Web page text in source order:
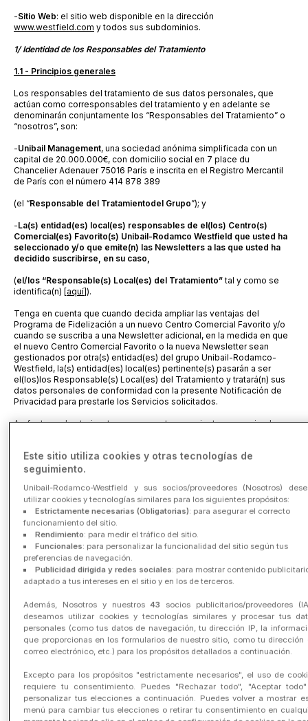
-Sitio Web: el sitio web disponible en la dirección
www.westfield.com y todos sus subdominios.
1/ Identidad de los Responsables del Tratamiento
1.1 - Principios generales
Los responsables del tratamiento de sus datos personales, que
actúan como corresponsables del tratamiento y en adelante se
denominarán conjuntamente los “Responsables del Tratamiento” o
“nosotros”, son:
-Unibail Management, una sociedad anónima simplificada con un
capital de 20.000.000€, con domicilio social en 7 place du
Chancelier Adenauer 75016 París e inscrita en el Registro Mercantil
de París con el número 414 878 389
(el “Responsable del Tratamientodel Grupo”); y
-La(s) entidad(es) local(es) responsables de el(los) Centro(s)
Comercial(es) Favorito(s) Unibail-Rodamco Westfield que usted ha
seleccionado y/o que emite(n) las Newsletters a las que usted ha
decidido suscribirse, en su caso,
(el/los “Responsable(s) Local(es) del Tratamiento”tal y como se
identifica(n) [aquí]).
Tenga en cuenta que cuando decida ampliar las ventajas del
Programa de Fidelización a un nuevo Centro Comercial Favorito y/o
cuando se suscriba a una Newsletter adicional, en la medida en que
el nuevo Centro Comercial Favorito o la nueva Newsletter sean
gestionados por otra(s) entidad(es) del grupo Unibail-Rodamco-
Westfield, la(s) entidad(es) local(es) pertinente(s) pasarán a ser
el(los)los Responsable(s) Local(es) del Tratamiento y tratará(n) sus
datos personales de conformidad con la presente Notificación de
Privacidad para prestarle los Servicios solicitados.
A efectos aclaratorios, tenga en cuenta que mientras sea miembro
Comercial Favorito. Al adherirse al Programa de Fidelización, el
Responsable Local del Tratamiento será el de su país de adhesión y,
Centro Comercial Favorito.
Puede ponerse en contacto con el Responsable del Tratamiento del
Grupo y con los Responsables Locales del Tratamiento de la forma
especificada más adelante en elapartado 7.6
1.2 - Funciones de los Responsables del Tratamiento
El Responsable del Tratamiento del Grupo ha celebrado varios
acuerdos de tratamiento de datos y contratos de prestación de
servicios con diferentes proveedores para poner a disposición de
usted los medios técnicos que le permitan adherirse al Programa de
Fidelización, usar el Sitio Web o descargar la App.
El Responsable del Tratamiento del Grupo también se encargará de
elaborar una serie de comunicaciones, coordinadas a nivel del
Tratamiento o por el propio Responsable del Tratamiento del Grupo.
Además, el Responsable del Tratamiento del Grupo negociará con
terceros el lanzamiento de ofertas especiales a las que podrán
acceder los miembros del Programa de Fidelización.
Este sitio utiliza cookies y otras tecnologías de
seguimiento.
Unibail-Rodamco-Westfield y sus socios/proveedores (Nosotros)
utilizar cookies y tecnologías similares para los siguientes propósitos:
Estrictamente necesarias (Obligatorias): para asegurar el correcto
funcionamiento del sitio.
Rendimiento: para medir el tráfico del sitio.
Funcionales: para personalizar la funcionalidad del sitio según tus
preferencias de navegación.
Publicidad dirigida y redes sociales: para mostrar contenido
adaptado a tus intereses en el sitio y en los de terceros.
Además, Nosotros y nuestros43 socios publicitarios/proveedores
deseamos utilizar cookies y tecnologías similares y procesar tus
personales (como tus datos de navegación, tu dirección IP, la
que proporcionas en los formularios de nuestro sitio, como tu dirección
correo electrónico, etc.) para los propósitos detallados a continuación.
Excepto para los propósitos "estrictamente necesarios", el uso de
requiere tu consentimiento. Puedes "Rechazar todo", "Aceptar
personalizar tus elecciones a continuación. Puedes volver a mostrar
menú para cambiar tus elecciones o retirar tu consentimiento en